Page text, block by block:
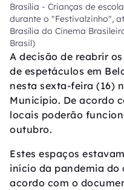
Brasília - Crianças de
durante o "Festivalzinho",
Brasília do Cinema
Brasil)
A decisão de reabrir
de espetáculos em
nesta sexta-feira (16)
Município. De acordo
locais poderão
outubro.
Estes espaços
início da pandemia do
acordo com o